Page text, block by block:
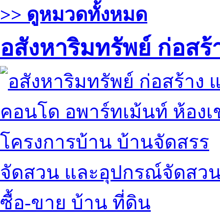
>> ดูหมวดทั้งหมด
อสังหาริมทรัพย์ ก่อส
คอนโด อพาร์ทเม้นท์ ห้องเ
โครงการบ้าน บ้านจัดสรร
จัดสวน และอุปกรณ์จัดสว
ซื้อ-ขาย บ้าน ที่ดิน